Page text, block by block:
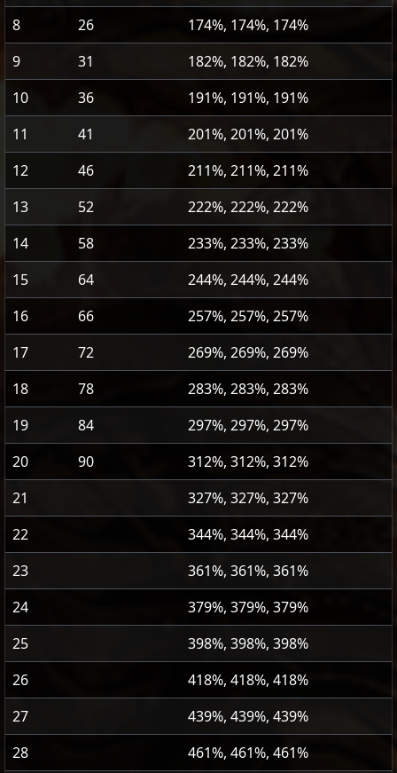
8
26
174%, 174%, 174%
9
31
182%, 182%, 182%
10
36
191%, 191%, 191%
11
41
201%, 201%, 201%
12
46
211%, 211%, 211%
13
52
222%, 222%, 222%
14
58
233%, 233%, 233%
15
64
244%, 244%, 244%
16
66
257%, 257%, 257%
17
72
269%, 269%, 269%
18
78
283%, 283%, 283%
19
84
297%, 297%, 297%
20
90
312%, 312%, 312%
21
327%, 327%, 327%
22
344%, 344%, 344%
23
361%, 361%, 361%
24
379%, 379%, 379%
25
398%, 398%, 398%
26
418%, 418%, 418%
27
439%, 439%, 439%
28
461%, 461%, 461%